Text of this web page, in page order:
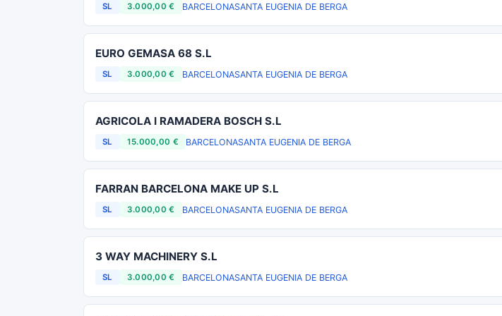
SL 3.000,00 € BARCELONASANTA EUGENIA DE BERGA
EURO GEMASA 68 S.L
SL 3.000,00 € BARCELONASANTA EUGENIA DE BERGA
AGRICOLA I RAMADERA BOSCH S.L
SL 15.000,00 € BARCELONASANTA EUGENIA DE BERGA
FARRAN BARCELONA MAKE UP S.L
SL 3.000,00 € BARCELONASANTA EUGENIA DE BERGA
3 WAY MACHINERY S.L
SL 3.000,00 € BARCELONASANTA EUGENIA DE BERGA